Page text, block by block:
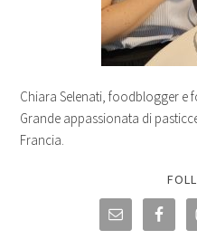
Chiara Selenati, foodblogger e
Grande appassionata di
Francia.